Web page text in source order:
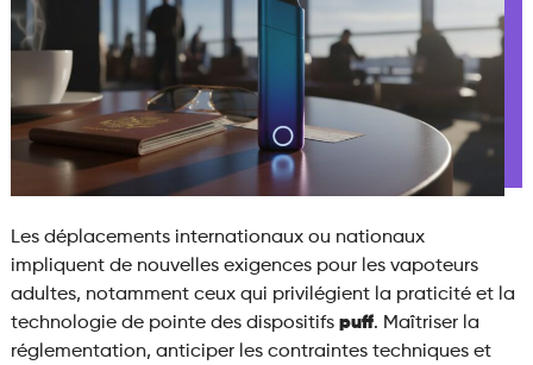
Les déplacements internationaux ou nationaux
impliquent de nouvelles exigences pour les vapoteurs
adultes, notamment ceux qui privilégient la praticité et la
technologie de pointe des dispositifs puff. Maîtriser la
réglementation, anticiper les contraintes techniques et